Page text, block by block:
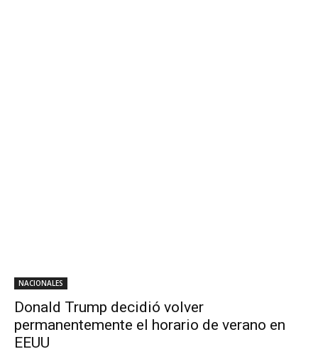
NACIONALES
Donald Trump decidió volver
permanentemente el horario de verano en
EEUU